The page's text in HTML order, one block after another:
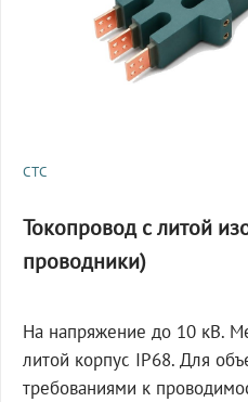
СТС
Токопровод с литой
проводники)
На напряжение до 10 кВ.
литой корпус IP68. Для
требованиями к